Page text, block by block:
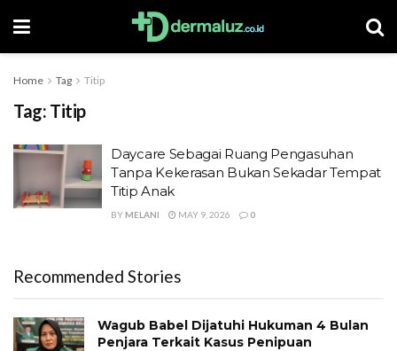
Home Tag Titip
Tag: Titip
Daycare Sebagai Ruang Pengasuhan
Tanpa Kekerasan Bukan Sekadar Tempat
Titip Anak
BY MELANI MAY 9, 2026 0
Recommended Stories
Wagub Babel Dijatuhi Hukuman 4 Bulan
Penjara Terkait Kasus Penipuan